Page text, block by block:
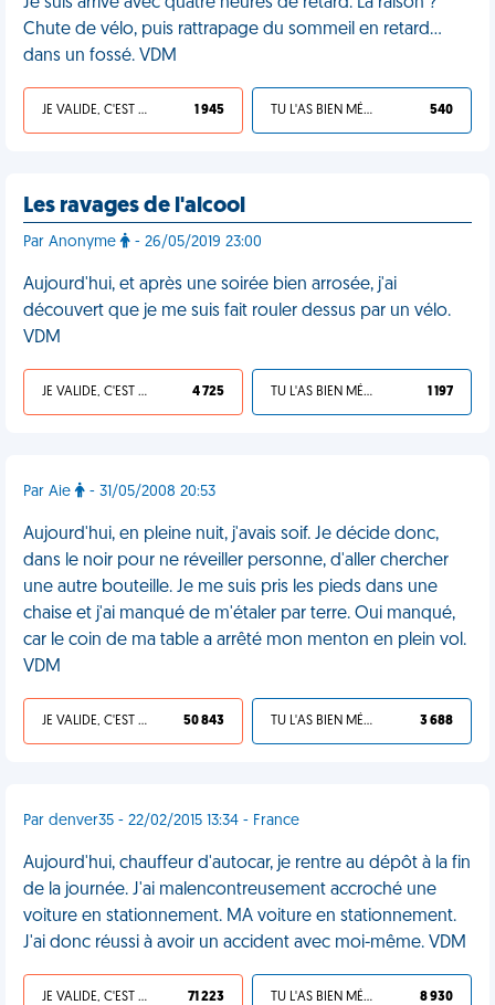
Chute de vélo, puis rattrapage du sommeil en retard...
dans un fossé. VDM
JE VALIDE, C'EST UNE VDM 1 945 TU L'AS BIEN MÉRITÉ 540
Les ravages de l'alcool
Par Anonyme - 26/05/2019 23:00
Aujourd'hui, et après une soirée bien arrosée, j'ai
découvert que je me suis fait rouler dessus par un vélo.
VDM
JE VALIDE, C'EST UNE VDM 4 725 TU L'AS BIEN MÉRITÉ 1 197
Par Aie - 31/05/2008 20:53
Aujourd'hui, en pleine nuit, j'avais soif. Je décide donc,
dans le noir pour ne réveiller personne, d'aller chercher
une autre bouteille. Je me suis pris les pieds dans une
chaise et j'ai manqué de m'étaler par terre. Oui manqué,
car le coin de ma table a arrêté mon menton en plein vol.
VDM
JE VALIDE, C'EST UNE VDM 50 843 TU L'AS BIEN MÉRITÉ 3 688
Par denver35 - 22/02/2015 13:34 - France
Aujourd'hui, chauffeur d'autocar, je rentre au dépôt à la fin
de la journée. J'ai malencontreusement accroché une
voiture en stationnement. MA voiture en stationnement.
J'ai donc réussi à avoir un accident avec moi-même. VDM
JE VALIDE, C'EST UNE VDM 71 223 TU L'AS BIEN MÉRITÉ 8 930